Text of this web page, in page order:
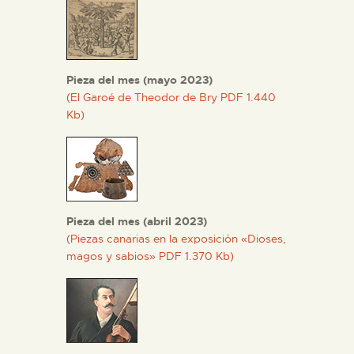
Pieza del mes (mayo 2023)
(El Garoé de Theodor de Bry PDF 1.440
Kb)
Pieza del mes (abril 2023)
(Piezas canarias en la exposición «Dioses,
magos y sabios» PDF 1.370 Kb)